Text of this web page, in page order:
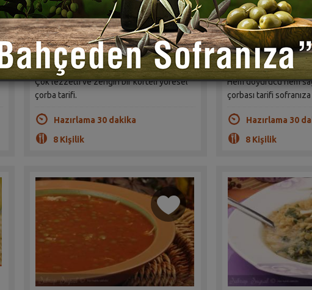
Köfteli Erzincan Çorbası Tarifi
Sahrap Soysal
(1)
Çok lezzetli ve zengin bir köfteli yöresel
çorba tarifi.
Hazırlama 30 dakika
8 Kişilik
Bulgurlu
Sahrap Soysal
(1)
Hem doyurucu hem
çorbası tarifi sofranıza
Hazırlama 30
8 Kişilik